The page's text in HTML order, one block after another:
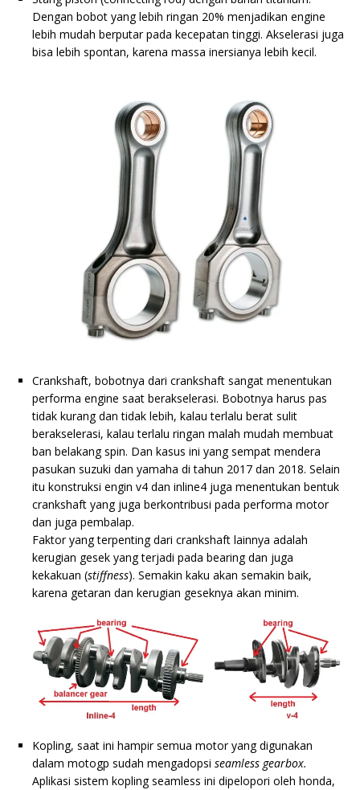
Dengan bobot yang lebih ringan 20% menjadikan engine
lebih mudah berputar pada kecepatan tinggi. Akselerasi juga
bisa lebih spontan, karena massa inersianya lebih kecil.
Crankshaft, bobotnya dari crankshaft sangat menentukan
performa engine saat berakselerasi. Bobotnya harus pas
tidak kurang dan tidak lebih, kalau terlalu berat sulit
berakselerasi, kalau terlalu ringan malah mudah membuat
ban belakang spin. Dan kasus ini yang sempat mendera
pasukan suzuki dan yamaha di tahun 2017 dan 2018. Selain
itu konstruksi engin v4 dan inline4 juga menentukan bentuk
crankshaft yang juga berkontribusi pada performa motor
dan juga pembalap.
Faktor yang terpenting dari crankshaft lainnya adalah
kerugian gesek yang terjadi pada bearing dan juga
kekakuan (stiffness). Semakin kaku akan semakin baik,
karena getaran dan kerugian geseknya akan minim.
Kopling, saat ini hampir semua motor yang digunakan
dalam motogp sudah mengadopsi seamless gearbox.
Aplikasi sistem kopling seamless ini dipelopori oleh honda,